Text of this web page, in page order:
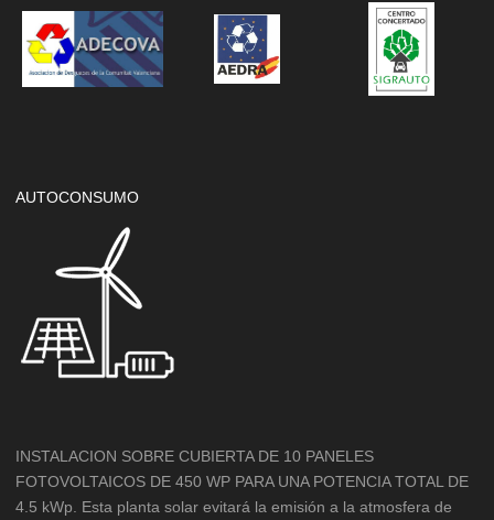
AUTOCONSUMO
INSTALACION SOBRE CUBIERTA DE 10 PANELES
FOTOVOLTAICOS DE 450 WP PARA UNA POTENCIA TOTAL DE
4.5 kWp. Esta planta solar evitará la emisión a la atmosfera de